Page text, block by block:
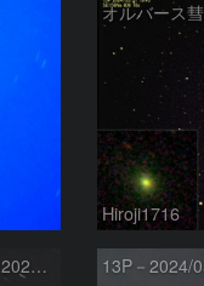
Hiroji1716
オルバース彗星 (13P) 2024.5.10 13P－2024/